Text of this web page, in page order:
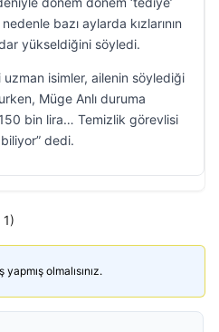
bazı aylarda kızlarının
yükseldiğini söyledi.
isimler, ailenin söylediği
Müge Anlı duruma
bin lira… Temizlik görevlisi
dedi.
olmalısınız.